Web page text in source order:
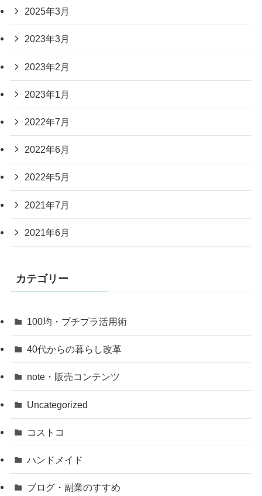
2025年3月
2023年3月
2023年2月
2023年1月
2022年7月
2022年6月
2022年5月
2021年7月
2021年6月
カテゴリー
100均・プチプラ活用術
40代からの暮らし改革
note・販売コンテンツ
Uncategorized
コストコ
ハンドメイド
ブログ・副業のすすめ